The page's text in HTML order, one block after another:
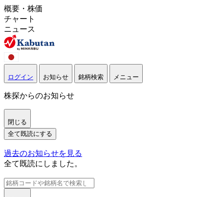
概要・株価
チャート
ニュース
ログイン お知らせ 銘柄検索 メニュー
株探からのお知らせ
閉じる
全て既読にする
過去のお知らせを見る
全て既読にしました。